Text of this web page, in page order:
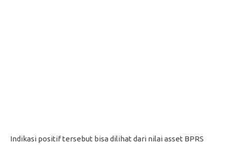
Indikasi positif tersebut bisa dilihat dari nilai asset BPRS